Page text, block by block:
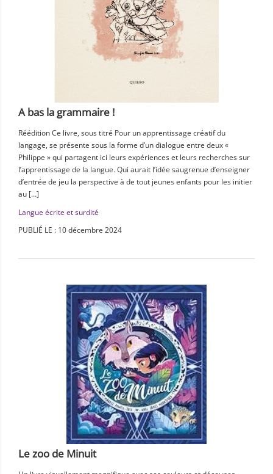
A bas la grammaire !
Réédition Ce livre, sous titré Pour un apprentissage créatif du
langage, se présente sous la forme d’un dialogue entre deux «
Philippe » qui partagent ici leurs expériences et leurs recherches sur
l’apprentissage de la langue. Qui aurait l’idée saugrenue d’enseigner
d’entrée de jeu la perspective à de tout jeunes enfants pour les initier
au […]
Langue écrite et surdité
PUBLIÉ LE : 10 décembre 2024
Le zoo de Minuit